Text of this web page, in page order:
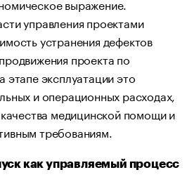
выражение.
управления проектами
устранения дефектов
проекта по
этапе эксплуатации это
и операционных расходах,
медицинской помощи и
требованиям.
как управляемый процесс